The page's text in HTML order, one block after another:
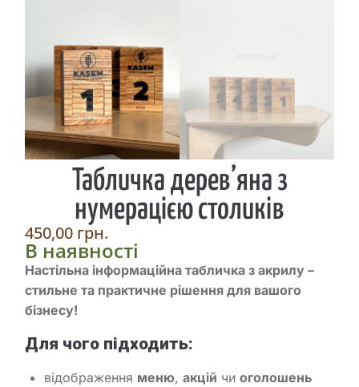
Табличка дерев’яна з
нумерацією столиків
450,00 грн.
В наявності
Настільна інформаційна табличка з акрилу –
стильне та практичне рішення для вашого
бізнесу!
Для чого підходить:
відображення меню, акцій чи оголошень